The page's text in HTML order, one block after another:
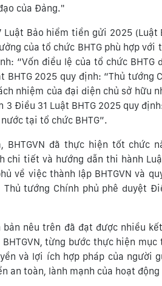
của Đảng."
Bảo hiểm tiền gửi 2025
của tổ chức BHTG phù hợp
“Vốn điều lệ của tổ chức
BHTG 2025 quy định: “Thủ
nhiệm của đại diện chủ sở hữu
3 Điều 31 Luật BHTG 2025 quy
tại tổ chức BHTG”.
BHTGVN đã thực hiện tốt chức
chi tiết và hướng dẫn thi hành
về việc thành lập BHTGVN và
Thủ tướng Chính phủ phê duyệt
nêu trên đã đạt được nhiều
từng bước thực hiện
và lợi ích hợp pháp của
an toàn, lành mạnh của hoạt